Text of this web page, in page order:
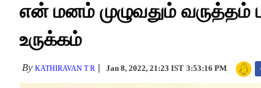
என் மனம் முழுவதும் வருத்தம்
உருக்கம்
By KATHIRAVAN T R Jan 8, 2022, 21:23 IST 3:53:16 PM